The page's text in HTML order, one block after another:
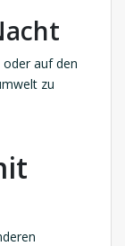
oder auf den
zu